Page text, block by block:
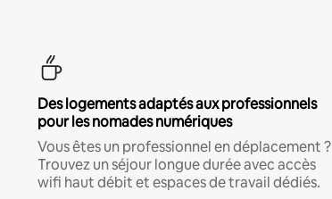
Des logements adaptés aux professionnels
pour les nomades numériques
Vous êtes un professionnel en déplacement ?
Trouvez un séjour longue durée avec accès
wifi haut débit et espaces de travail dédiés.